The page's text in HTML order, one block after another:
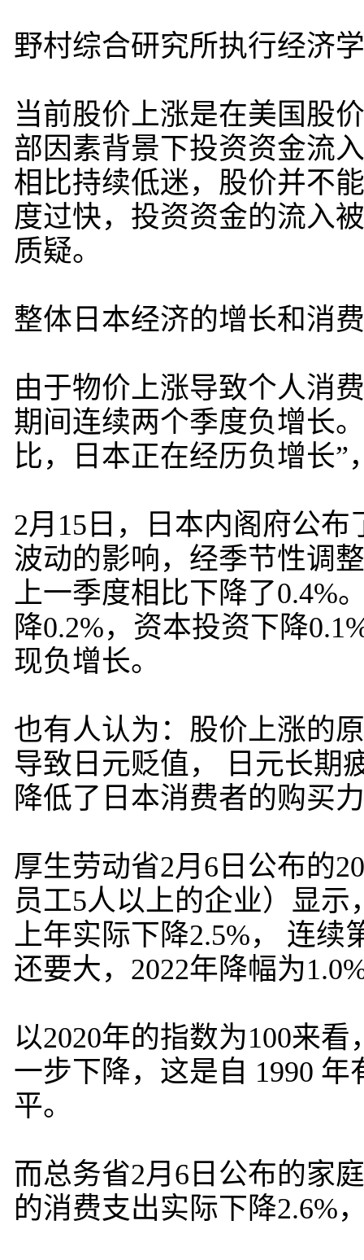
野村综合研究所执行经济
当前股价上涨是在美国股
部因素背景下投资资金流
相比持续低迷，股价并不
度过快，投资资金的流入
质疑。
整体日本经济的增长和消
由于物价上涨导致个人消
期间连续两个季度负增长
比，日本正在经历负增长”
2月15日，日本内阁府公布
波动的影响，经季节性调
上一季度相比下降了0.4%
降0.2%，资本投资下降
现负增长。
也有人认为：股价上涨的
导致日元贬值， 日元长期
降低了日本消费者的购买
厚生劳动省2月6日公布的
员工5人以上的企业）显
上年实际下降2.5%， 连续
还要大，2022年降幅为
以2020年的指数为100来
一步下降，这是自 1990
平。
而总务省2月6日公布的家
的消费支出实际下降2.6%